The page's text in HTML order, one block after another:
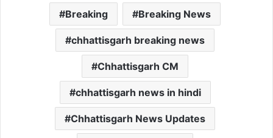
Breaking Breaking News
chhattisgarh breaking news
Chhattisgarh CM
chhattisgarh news in hindi
Chhattisgarh News Updates